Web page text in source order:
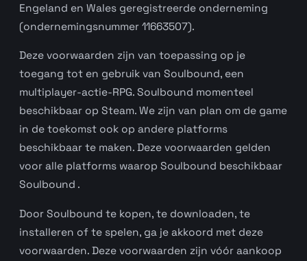
Engeland en Wales geregistreerde onderneming
(ondernemingsnummer 11663507).
Deze voorwaarden zijn van toepassing op je
toegang tot en gebruik van Soulbound, een
multiplayer-actie-RPG. Soulbound momenteel
beschikbaar op Steam. We zijn van plan om de game
in de toekomst ook op andere platforms
beschikbaar te maken. Deze voorwaarden gelden
voor alle platforms waarop Soulbound beschikbaar
Soulbound .
Door Soulbound te kopen, te downloaden, te
installeren of te spelen, ga je akkoord met deze
voorwaarden. Deze voorwaarden zijn vóór aankoop